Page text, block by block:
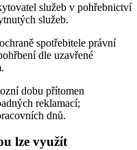
služeb v pohřebnictví
služeb.
spotřebitele právní
dle uzavřené
dobu přítomen
reklamací;
dnů.
lze využít